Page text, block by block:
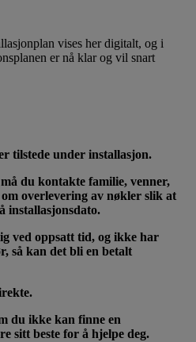
vises her digitalt, og i
er nå klar og vil snart
tilstede under installasjon.
du kontakte familie, venner,
overlevering av nøkler slik at
installasjonsdato.
ved oppsatt tid, og ikke har
så kan det bli en betalt
du ikke kan finne en
sitt beste for å hjelpe deg.